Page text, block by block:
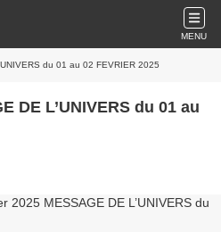
MENU
du 01 au 02 FEVRIER 2025
DE L’UNIVERS du 01 au